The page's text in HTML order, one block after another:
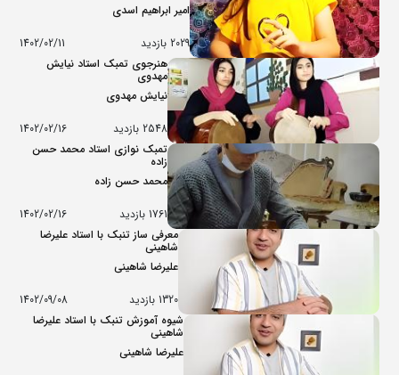
امیر ابراهیم اسدی
2029 بازدید
1402/02/11
هنرجوی تمبک استاد نیایش
مهدوی
نیایش مهدوی
2548 بازدید
1402/02/16
تمبک نوازی استاد محمد حسن
زاده
محمد حسن زاده
1761 بازدید
1402/02/16
معرفی ساز تنبک با استاد علیرضا
شاهینی
علیرضا شاهینی
1320 بازدید
1402/09/08
شیوه آموزش تنبک با استاد علیرضا
شاهینی
علیرضا شاهینی